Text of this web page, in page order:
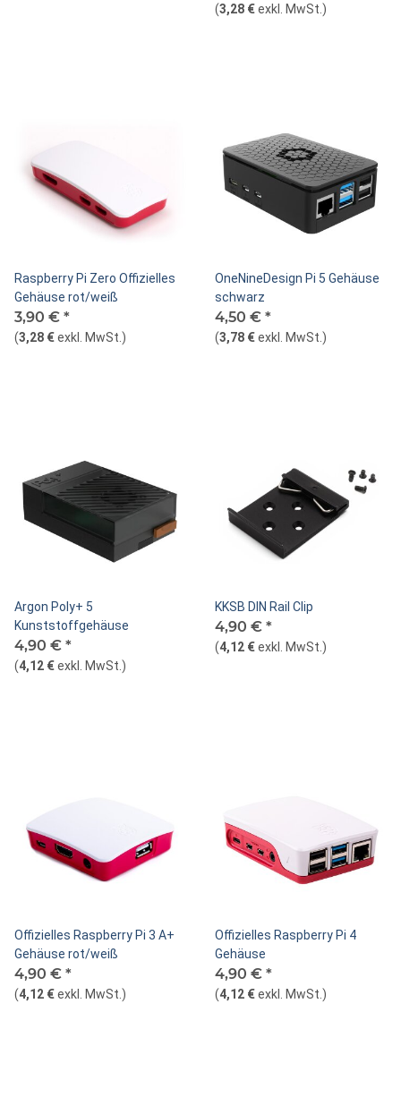
(3,28 €exkl. MwSt. )
Raspberry Pi Zero Offizielles
Gehäuse rot/weiß
3,90 € *
(3,28 €exkl. MwSt. )
OneNineDesign Pi 5 Gehäuse
schwarz
4,50 € *
(3,78 €exkl. MwSt. )
Argon Poly+ 5
Kunststoffgehäuse
4,90 € *
(4,12 €exkl. MwSt. )
KKSB DIN Rail Clip
4,90 € *
(4,12 €exkl. MwSt. )
Offizielles Raspberry Pi 3 A+
Gehäuse rot/weiß
4,90 € *
(4,12 €exkl. MwSt. )
Offizielles Raspberry Pi 4
Gehäuse
4,90 € *
(4,12 €exkl. MwSt. )